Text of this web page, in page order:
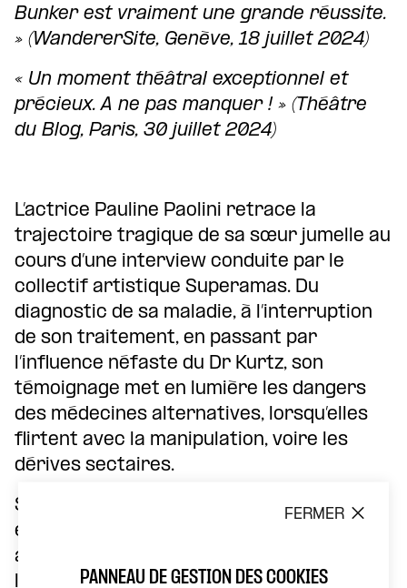
Bunker est vraiment une grande réussite.
» (WandererSite, Genève, 18 juillet 2024)
« Un moment théâtral exceptionnel et
précieux. A ne pas manquer ! » (Théâtre
du Blog, Paris, 30 juillet 2024)
L’actrice Pauline Paolini retrace la
trajectoire tragique de sa sœur jumelle au
cours d’une interview conduite par le
collectif artistique Superamas. Du
diagnostic de sa maladie, à l’interruption
de son traitement, en passant par
l’influence néfaste du Dr Kurtz, son
témoignage met en lumière les dangers
des médecines alternatives, lorsqu’elles
flirtent avec la manipulation, voire les
dérives sectaires.
Superamas est un collectif artistique
européen fondé en 1999. Son travail
articule une réflexion critique de
l’environnement socio-politique
FERMER
PANNEAU DE GESTION DES COOKIES